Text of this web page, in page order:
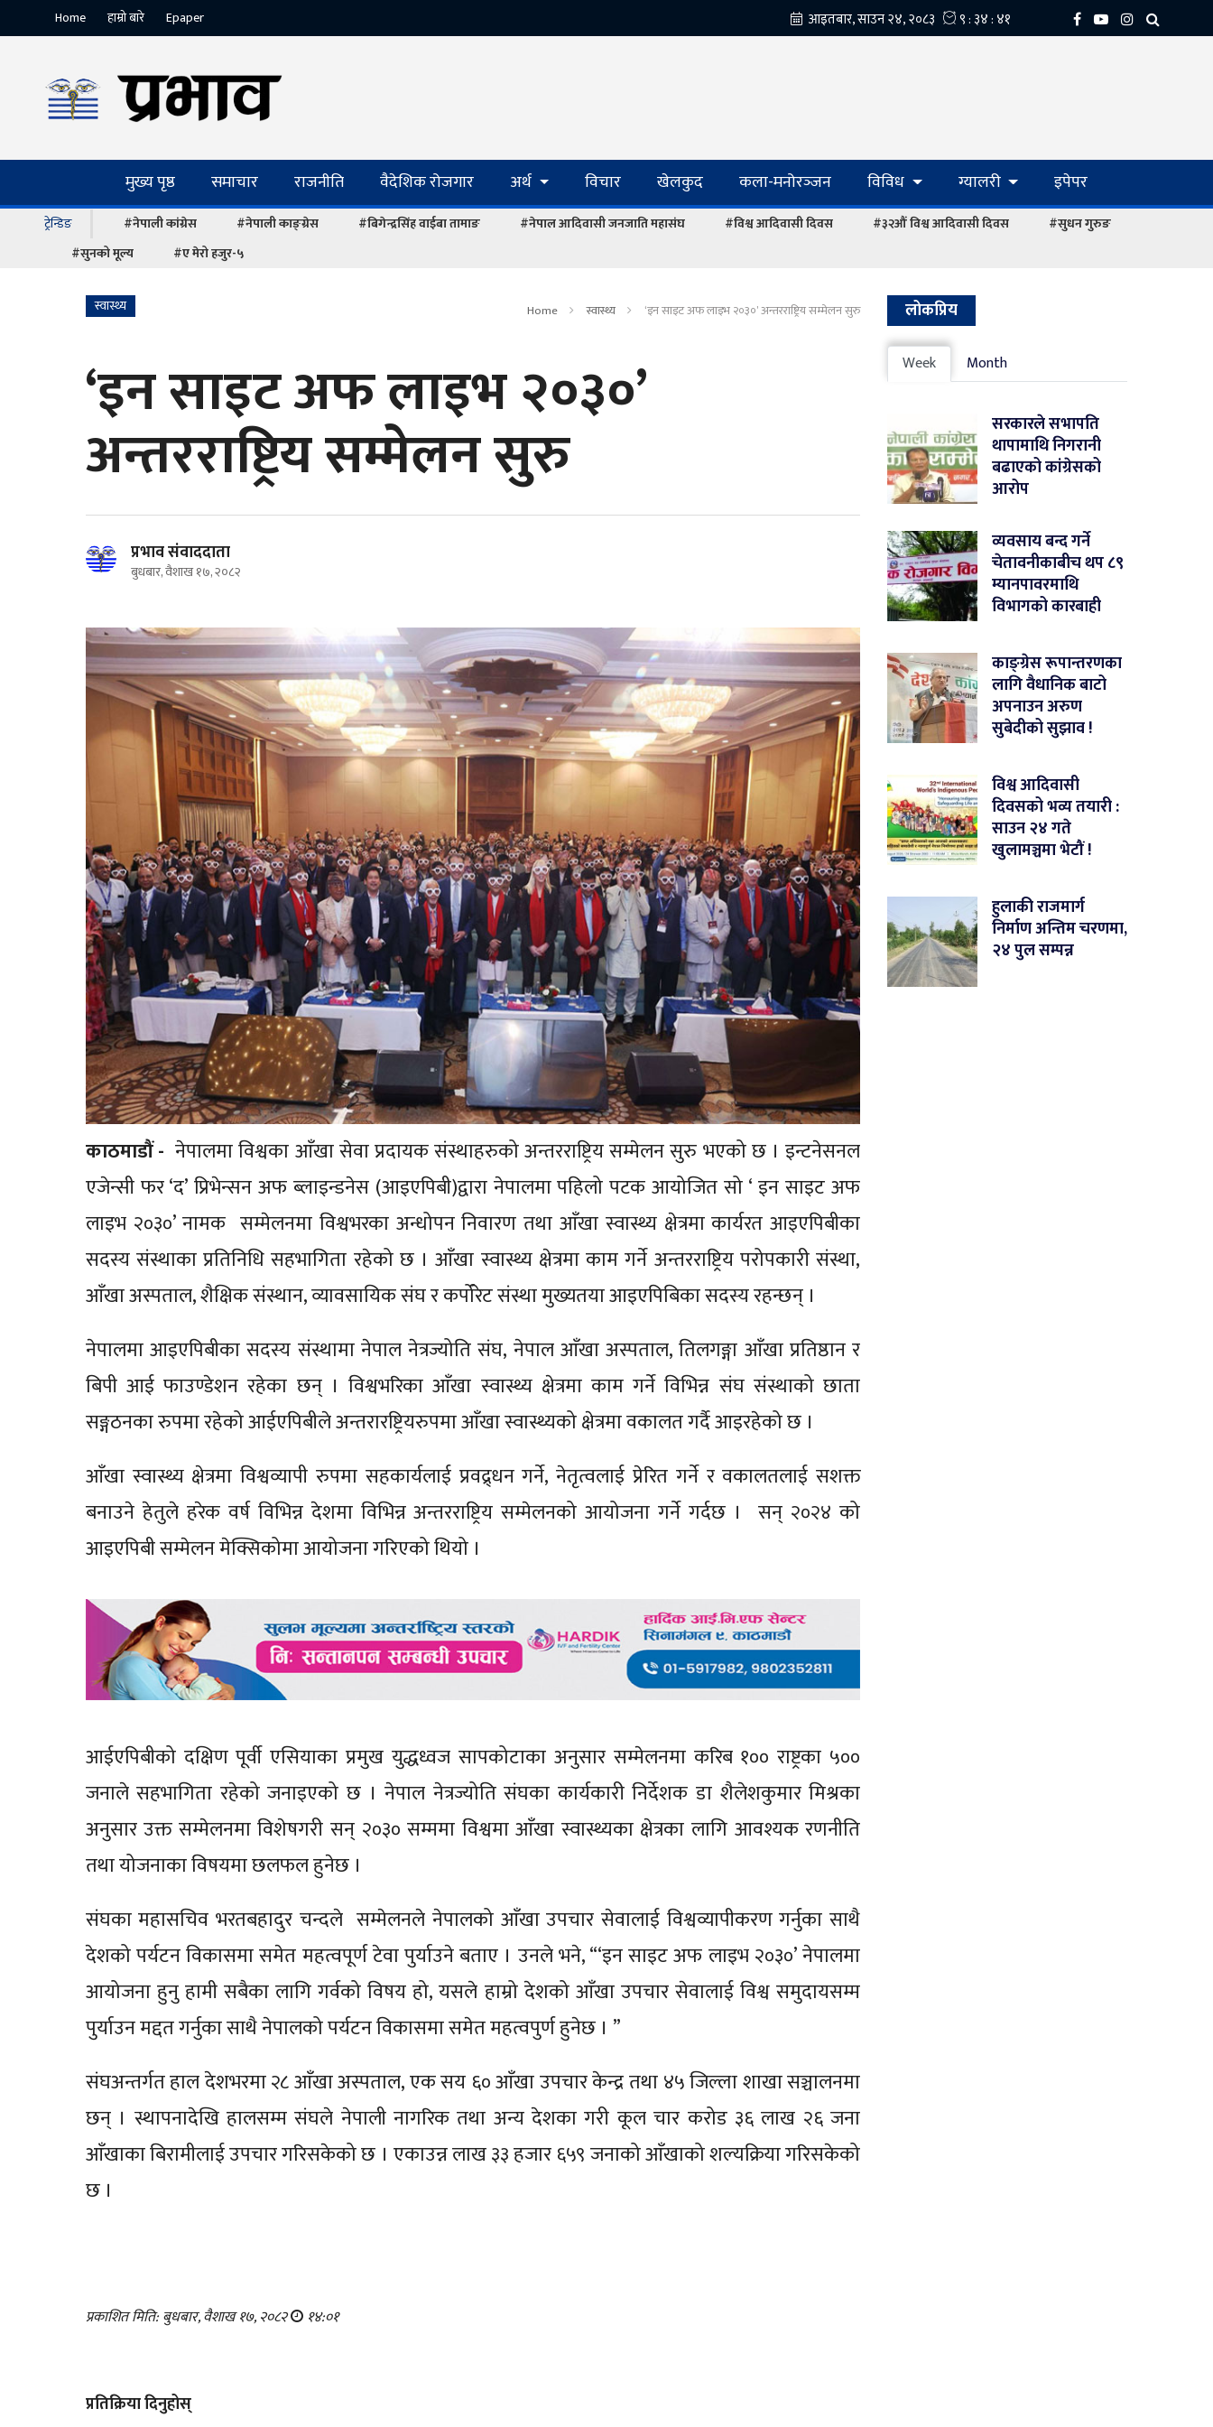
Home हाम्रो बारे Epaper
मुख्य पृष्ठ समाचार राजनीति वैदेशिक रोजगार अर्थ विचार खेलकुद कला-मनोरञ्‍जन विविध ग्यालरी इपेपर
ट्रेन्डिङ #नेपाली कांग्रेस #नेपाली काङ्ग्रेस #बिगेन्द्रसिंह वाईबा तामाङ #नेपाल आदिवासी जनजाति महासंघ #विश्व आदिवासी दिवस #३२औं विश्व आदिवासी दिवस
#सुधन गुरुङ
#सुनको मूल्य
#ए मेरो हजुर-५
स्वास्थ्य Home स्वास्थ्य ‘इन साइट अफ लाइभ २०३०’ अन्तरराष्ट्रिय सम्मेलन सुरु
‘इन साइट अफ लाइभ २०३०’
अन्तरराष्ट्रिय सम्मेलन सुरु
प्रभाव संवाददाता
बुधबार, वैशाख १७, २०८२
काठमाडौं - नेपालमा विश्वका आँखा सेवा प्रदायक संस्थाहरुको अन्तरराष्ट्रिय सम्मेलन सुरु भएको छ । इन्टनेसनल
एजेन्सी फर ‘द’ प्रिभेन्सन अफ ब्लाइन्डनेस (आइएपिबी)द्वारा नेपालमा पहिलो पटक आयोजित सो ‘ इन साइट अफ
लाइभ २०३०’ नामक सम्मेलनमा विश्वभरका अन्धोपन निवारण तथा आँखा स्वास्थ्य क्षेत्रमा कार्यरत आइएपिबीका
सदस्य संस्थाका प्रतिनिधि सहभागिता रहेको छ । आँखा स्वास्थ्य क्षेत्रमा काम गर्ने अन्तरराष्ट्रिय परोपकारी संस्था,
आँखा अस्पताल, शैक्षिक संस्थान, व्यावसायिक संघ र कर्पोरेट संस्था मुख्यतया आइएपिबिका सदस्य रहन्छन् ।
नेपालमा आइएपिबीका सदस्य संस्थामा नेपाल नेत्रज्योति संघ, नेपाल आँखा अस्पताल, तिलगङ्गा आँखा प्रतिष्ठान र
बिपी आई फाउण्डेशन रहेका छन् । विश्वभरिका आँखा स्वास्थ्य क्षेत्रमा काम गर्ने विभिन्न संघ संस्थाको छाता
सङ्गठनका रुपमा रहेको आईएपिबीले अन्तरारष्ट्रियरुपमा आँखा स्वास्थ्यको क्षेत्रमा वकालत गर्दै आइरहेको छ ।
आँखा स्वास्थ्य क्षेत्रमा विश्वव्यापी रुपमा सहकार्यलाई प्रवद्र्धन गर्ने, नेतृत्वलाई प्रेरित गर्ने र वकालतलाई सशक्त
बनाउने हेतुले हरेक वर्ष विभिन्न देशमा विभिन्न अन्तरराष्ट्रिय सम्मेलनको आयोजना गर्ने गर्दछ । सन् २०२४ को
आइएपिबी सम्मेलन मेक्सिकोमा आयोजना गरिएको थियो ।
आईएपिबीको दक्षिण पूर्वी एसियाका प्रमुख युद्धध्वज सापकोटाका अनुसार सम्मेलनमा करिब १०० राष्ट्रका ५००
जनाले सहभागिता रहेको जनाइएको छ । नेपाल नेत्रज्योति संघका कार्यकारी निर्देशक डा शैलेशकुमार मिश्रका
अनुसार उक्त सम्मेलनमा विशेषगरी सन् २०३० सम्ममा विश्वमा आँखा स्वास्थ्यका क्षेत्रका लागि आवश्यक रणनीति
तथा योजनाका विषयमा छलफल हुनेछ ।
संघका महासचिव भरतबहादुर चन्दले सम्मेलनले नेपालको आँखा उपचार सेवालाई विश्वव्यापीकरण गर्नुका साथै
देशको पर्यटन विकासमा समेत महत्वपूर्ण टेवा पुर्याउने बताए । उनले भने, “‘इन साइट अफ लाइभ २०३०’ नेपालमा
आयोजना हुनु हामी सबैका लागि गर्वको विषय हो, यसले हाम्रो देशको आँखा उपचार सेवालाई विश्व समुदायसम्म
पुर्याउन मद्दत गर्नुका साथै नेपालको पर्यटन विकासमा समेत महत्वपुर्ण हुनेछ । ”
संघअन्तर्गत हाल देशभरमा २८ आँखा अस्पताल, एक सय ६० आँखा उपचार केन्द्र तथा ४५ जिल्ला शाखा सञ्चालनमा
छन् । स्थापनादेखि हालसम्म संघले नेपाली नागरिक तथा अन्य देशका गरी कूल चार करोड ३६ लाख २६ जना
आँखाका बिरामीलाई उपचार गरिसकेको छ । एकाउन्न लाख ३३ हजार ६५९ जनाको आँखाको शल्यक्रिया गरिसकेको
छ ।
प्रकाशित मिति: बुधबार, वैशाख १७, २०८२ १४:०१
प्रतिक्रिया दिनुहोस्
लोकप्रिय
Week Month
सरकारले सभापति
थापामाथि निगरानी
बढाएको कांग्रेसको
आरोप
व्यवसाय बन्द गर्ने
चेतावनीकाबीच थप ८९
म्यानपावरमाथि
विभागको कारबाही
काङ्ग्रेस रूपान्तरणका
लागि वैधानिक बाटो
अपनाउन अरुण
सुबेदीको सुझाव !
विश्व आदिवासी
दिवसको भव्य तयारी :
साउन २४ गते
खुलामञ्चमा भेटौं !
हुलाकी राजमार्ग
निर्माण अन्तिम चरणमा,
२४ पुल सम्पन्न